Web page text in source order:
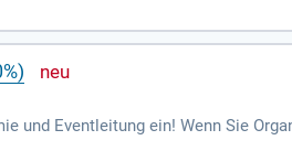
und Eventleitung ein! Wenn Sie
Bewerbung. Belastbarkeit und